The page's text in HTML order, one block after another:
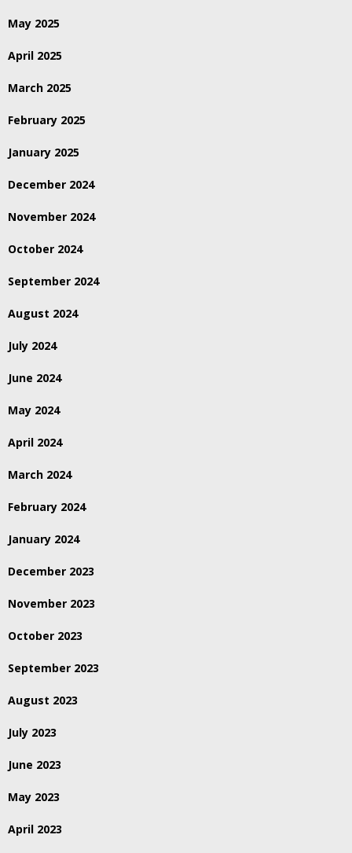
May 2025
April 2025
March 2025
February 2025
January 2025
December 2024
November 2024
October 2024
September 2024
August 2024
July 2024
June 2024
May 2024
April 2024
March 2024
February 2024
January 2024
December 2023
November 2023
October 2023
September 2023
August 2023
July 2023
June 2023
May 2023
April 2023